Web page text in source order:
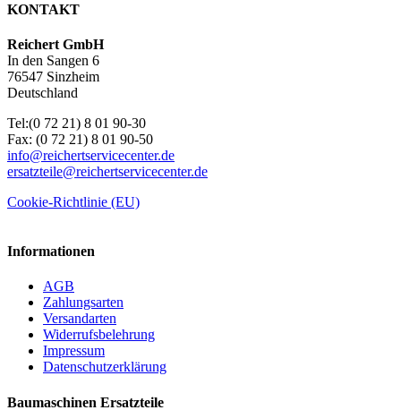
KONTAKT
Reichert GmbH
In den Sangen 6
76547 Sinzheim
Deutschland
Tel:(0 72 21) 8 01 90-30
Fax: (0 72 21) 8 01 90-50
info@reichertservicecenter.de
ersatzteile@reichertservicecenter.de
Cookie-Richtlinie (EU)
Informationen
AGB
Zahlungsarten
Versandarten
Widerrufsbelehrung
Impressum
Datenschutzerklärung
Baumaschinen Ersatzteile